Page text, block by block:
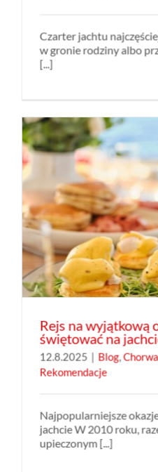
Czarter jachtu
w gronie rodziny albo
[...]
Rejs na wyjątkową
świętować na
12.8.2025 Blog,
Rekomendacje
Najpopularniejsze
jachcie W 2010 roku,
upieczonym [...]